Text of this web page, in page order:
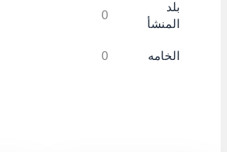
بلد
المنشأ
0
الخامه 0